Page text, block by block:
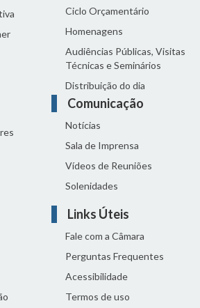
Ciclo Orçamentário
Homenagens
Audiências Públicas, Visitas
Técnicas e Seminários
Distribuição do dia
Comunicação
Notícias
Sala de Imprensa
Vídeos de Reuniões
Solenidades
Links Úteis
Fale com a Câmara
Perguntas Frequentes
Acessibilidade
Termos de uso